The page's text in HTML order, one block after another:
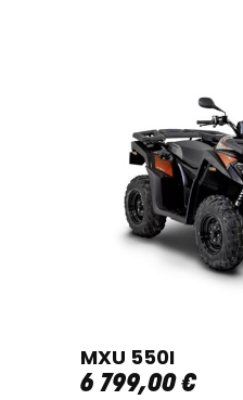
MXU 550I
6 799,00€